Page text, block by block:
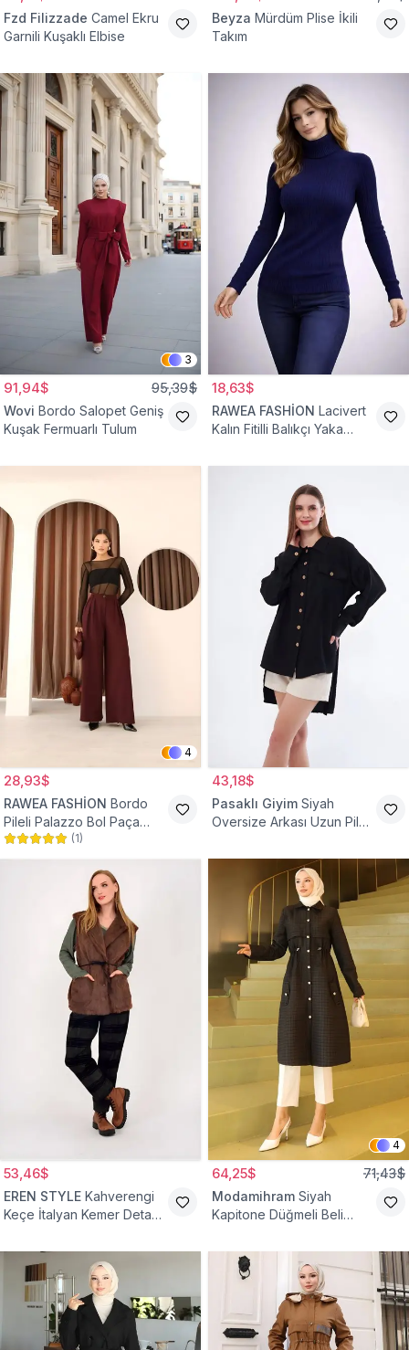
Fzd Filizzade Camel Ekru
Garnili Kuşaklı Elbise
Beyza Mürdüm Plise İkili
Takım
3
91,94$ 95,39$
Wovi Bordo Salopet Geniş
Kuşak Fermuarlı Tulum
18,63$
RAWEA FASHİON Lacivert
Kalın Fitilli Balıkçı Yaka
4
28,93$
RAWEA FASHİON Bordo
Pileli Palazzo Bol Paça
Yüksek Bel Tesettür
Pantolon
(1)
43,18$
Pasaklı Giyim Siyah
Oversize Arkası Uzun Pileli
53,46$
EREN STYLE Kahverengi
Keçe İtalyan Kemer Detaylı
4
64,25$ 71,43$
Modamihram Siyah
Kapitone Düğmeli Beli